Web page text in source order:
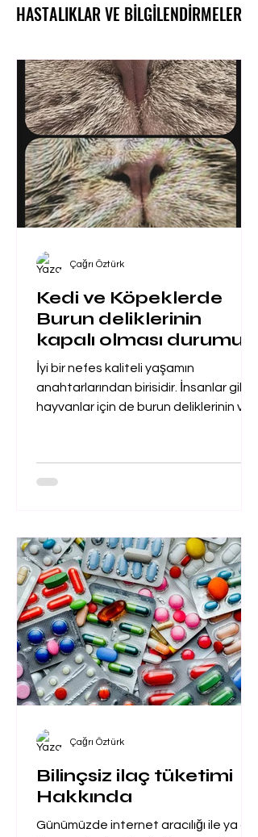
HASTALIKLAR VE BILGILENDIRMELER
HASTALIKLAR VE BILGILENDIRMELER
Kedi ve Köpeklerde
Burun deliklerinin
kapalı olması durumu
İyi bir nefes kaliteli yaşamın
anahtarlarından birisidir. İnsanlar gibi
hayvanlar için de burun deliklerinin ve
shorthair, scottish fold ve french
buldoglar vs) daha yoğun olmakla
vakaya değişmekle birlikte hava
kanallarının kapalılığı değişir.
Bazılarında tam kapalı olabilir
bazılarında ise kapalılığa yakın
derecededir. Bu durum med
Çağrı Öztürk
Bilinçsiz ilaç tüketimi
Hakkında
Günümüzde internet aracılığı ile ya da
Çağrı Öztürk